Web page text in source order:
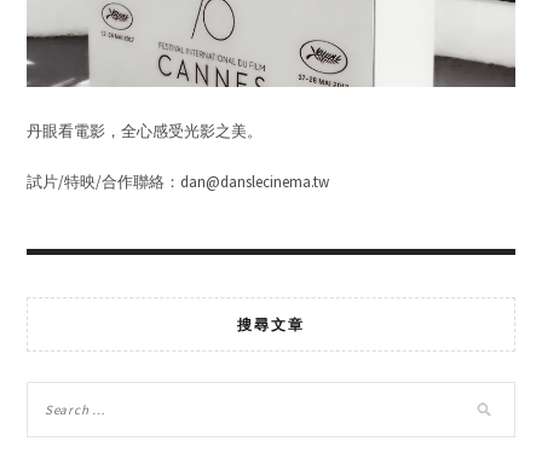
丹眼看電影，全心感受光影之美。
試片/特映/合作聯絡：dan@danslecinema.tw
搜尋文章